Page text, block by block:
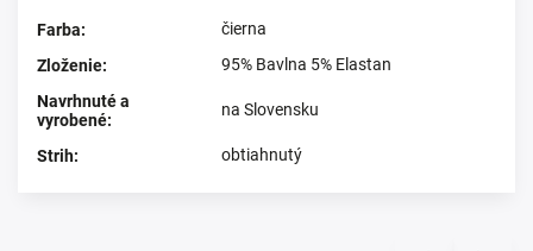
Farba:
čierna
Zloženie:
95% Bavlna 5% Elastan
Navrhnuté a
vyrobené:
na Slovensku
Strih: obtiahnutý